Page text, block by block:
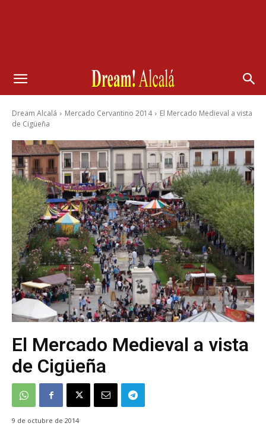
Dream Alcalá Mercado Cervantino 2014
El Mercado Medieval a vista
de Cigüeña
El Mercado Medieval a vista
de Cigüeña
9 de octubre de 2014